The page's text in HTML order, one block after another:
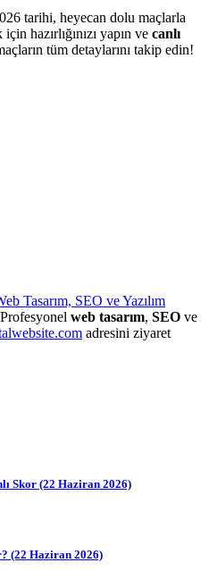
tarihi, heyecan dolu maçlarla
hazırlığınızı yapın ve canlı
tüm detaylarını takip edin!
Tasarım, SEO ve Yazılım
web tasarım, SEO ve
adresini ziyaret
Skor (22 Haziran 2026)
(22 Haziran 2026)